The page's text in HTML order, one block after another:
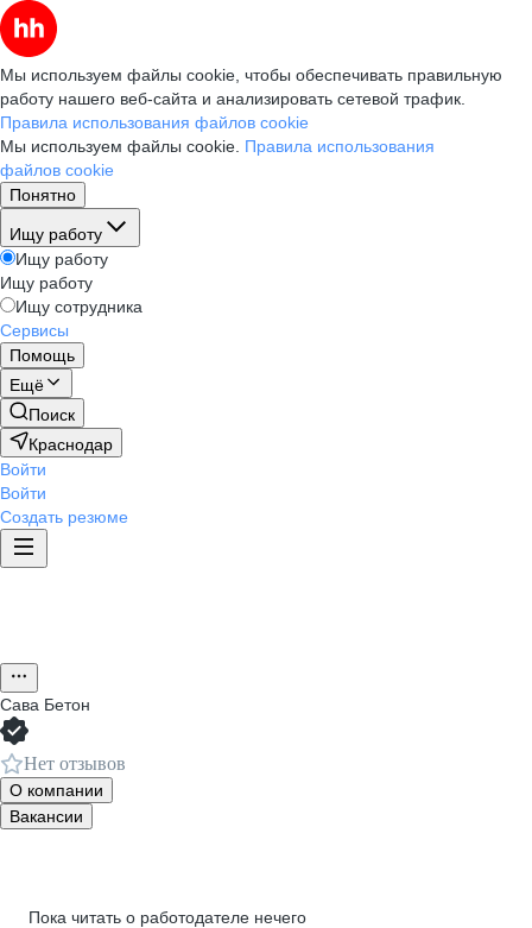
Мы используем файлы cookie, чтобы обеспечивать правильную
работу нашего веб-сайта и анализировать сетевой трафик.
Правила использования файлов cookie
Мы используем файлы cookie. Правила использования
файлов cookie
Понятно
Ищу работу
Ищу работу
Ищу работу
Ищу сотрудника
Сервисы
Помощь
Ещё
Поиск
Краснодар
Войти
Войти
Создать резюме
Сава Бетон
Нет отзывов
О компании
Вакансии
Пока читать о работодателе нечего